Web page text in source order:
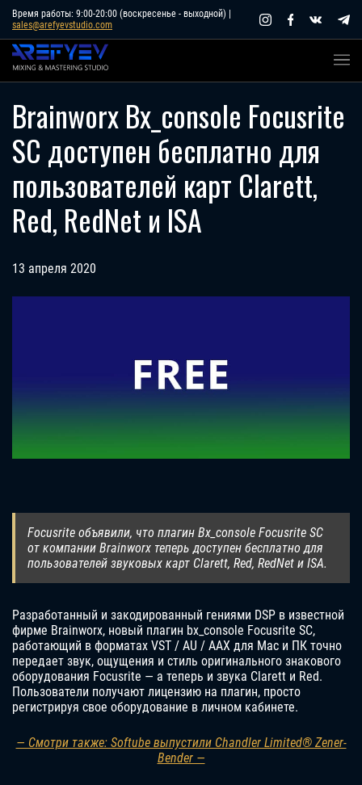
Skip
content
Время работы: 9:00-20:00 (воскресенье - выходной) |
sales@arefyevstudio.com
Brainworx Bx_console Focusrite
SC доступен бесплатно для
пользователей карт Clarett,
Red, RedNet и ISA
13 апреля 2020
Focusrite объявили, что плагин Bx_console Focusrite SC
от компании Brainworx теперь доступен бесплатно для
пользователей звуковых карт Clarett, Red, RedNet и ISA.
Разработанный и закодированный гениями DSP в известной
фирме Brainworx, новый плагин bx_console Focusrite SC,
работающий в форматах VST / AU / AAX для Mac и ПК точно
передает звук, ощущения и стиль оригинального знакового
оборудования Focusrite — а теперь и звука Clarett и Red.
Пользователи получают лицензию на плагин, просто
регистрируя свое оборудование в личном кабинете.
— Смотри также: Softube выпустили Chandler Limited® Zener-
Bender —